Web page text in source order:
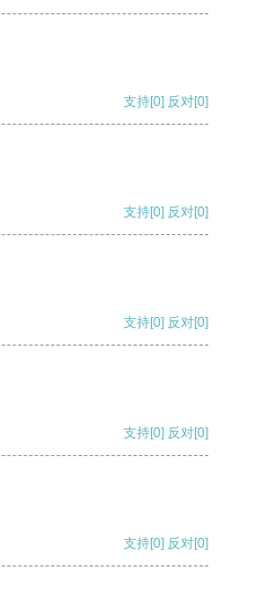
支持[0] 反对[0]
支持[0] 反对[0]
支持[0] 反对[0]
支持[0] 反对[0]
支持[0] 反对[0]